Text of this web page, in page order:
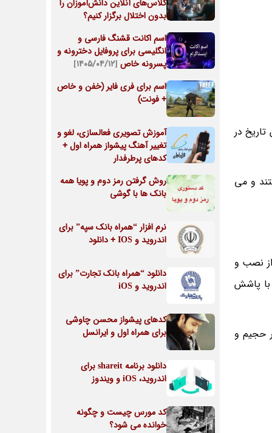
در
و می
نصب و
با پاشش
حجیم و
کلاس‌های آنلاین دانش‌آموزان را
بدون اختلال برگزار کنیم؟
اسم اکانت قشنگ فارسی و
انگلیسی برای پروفایل دخترونه و
پسرونه خاص [۱۴۰۵/۰۴/۱۲]
اسم برای فری فایر (خفن و خاص
+ فونت)
آموزش تصویری فعالسازی، لغو و
تغییر آهنگ پیشواز همراه اول +
کدهای پرطرفدار
روش گرفتن رمز دوم و پویا همه
بانک ها با گوشی
نرم افزار “همراه بانک سپه” برای
اندروید و IOS + دانلود
دانلود “همراه بانک تجارت” برای
اندروید و iOS
کدهای پیشواز محسن چاوشی
برای همراه اول و ایرانسل
دانلود برنامه shareit برای
اندروید، iOS و ویندوز
کد مورس چیست و چگونه
خوانده می شود؟